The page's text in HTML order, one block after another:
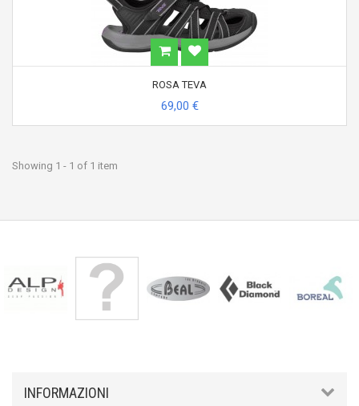
ROSA TEVA
69,00 €
Showing 1 - 1 of 1 item
INFORMAZIONI